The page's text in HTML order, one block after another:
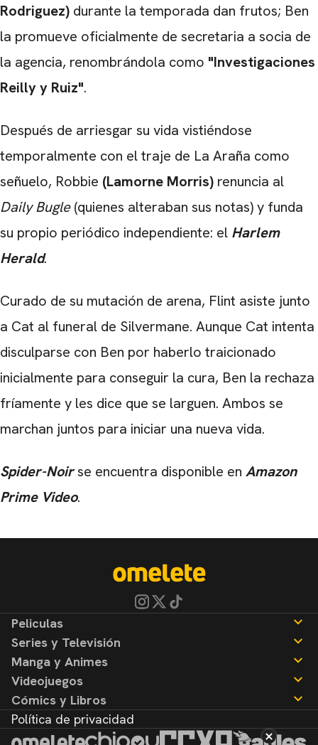
Rodriguez) durante la temporada dan frutos; Ben
la promueve oficialmente de secretaria a socia de
la agencia, renombrándola como "Investigaciones
Reilly y Ruiz".
Después de arriesgar su vida vistiéndose
temporalmente con el traje de La Araña como
señuelo, Robbie (Lamorne Morris) renuncia al
Daily Bugle(quienes alteraban sus notas) y funda
su propio periódico independiente: el Harlem
Herald.
Curado de su mutación de arena, Flint asiste junto
a Cat al funeral de Silvermane. Aunque Cat intenta
disculparse con Ben por haberlo traicionado
inicialmente para conseguir la cura, Ben la rechaza
fríamente y les dice que se larguen. Ambos se
marchan juntos para iniciar una nueva vida.
Spider-Noirse encuentra disponible en Amazon
Prime Video.
Peliculas
Noticias
Reseñas
Series y Televisión
Noticias
Reseñas
Manga y Animes
Noticias
Reseñas
Videojuegos
Noticias
Reseñas
Cómics y Libros
Noticias
Reseñas
Política de privacidad